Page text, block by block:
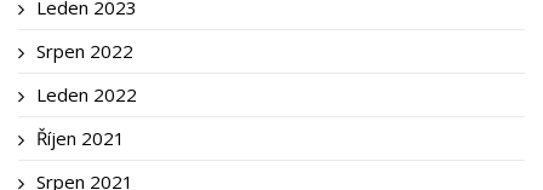
Leden 2023
Srpen 2022
Leden 2022
Říjen 2021
Srpen 2021